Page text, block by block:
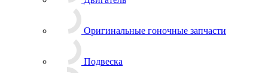
Двигатель
Оригинальные гоночные запчасти
Подвеска